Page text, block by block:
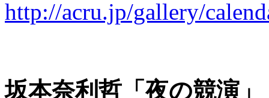
http://acru.jp/gallery/
坂本奈利哲「夜の競演」